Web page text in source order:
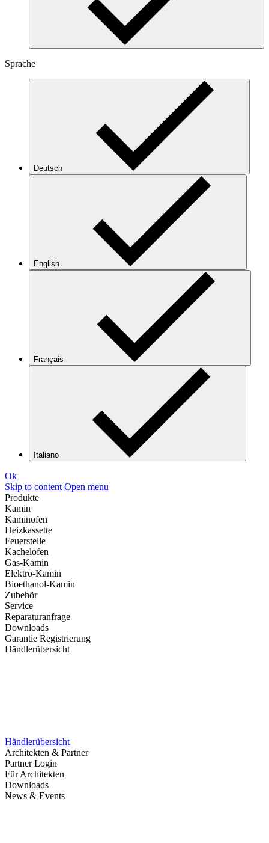
Sprache
Deutsch
English
Français
Italiano
Ok
Skip to content Open menu
Produkte
Kamin
Kaminofen
Heizkassette
Feuerstelle
Kachelofen
Gas-Kamin
Elektro-Kamin
Bioethanol-Kamin
Zubehör
Service
Reparaturanfrage
Downloads
Garantie Registrierung
Händlerübersicht
Händlerübersicht
Architekten & Partner
Partner Login
Für Architekten
Downloads
News & Events